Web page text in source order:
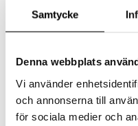
Samtycke
Denna webbplats
Vi använder
och annonserna till
för sociala medier och
Abonnemang
Bevaka produkter
Recensera produkter
SKAPA KUND